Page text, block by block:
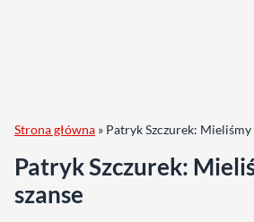
Strona główna » Patryk Szczurek: Mieliśmy
Patryk Szczurek:
szanse